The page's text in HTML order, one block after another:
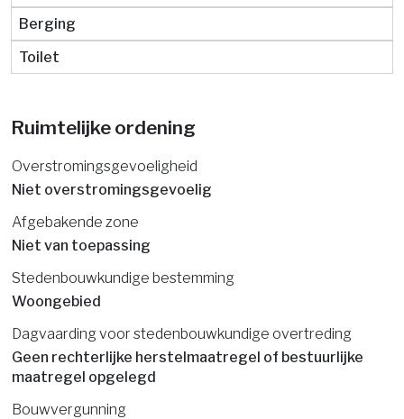
Berging
Toilet
Ruimtelijke ordening
Overstromingsgevoeligheid
Niet overstromingsgevoelig
Afgebakende zone
Niet van toepassing
Stedenbouwkundige bestemming
Woongebied
Dagvaarding voor stedenbouwkundige overtreding
Geen rechterlijke herstelmaatregel of bestuurlijke
maatregel opgelegd
Bouwvergunning